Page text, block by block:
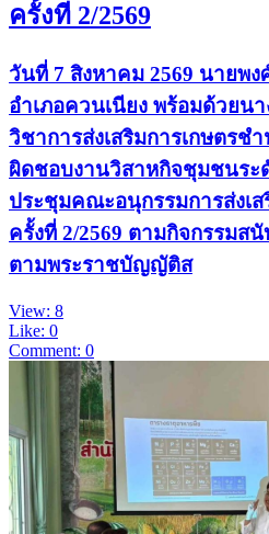
ครั้งที่ 2/2569
วันที่ 7 สิงหาคม 2569 นายพ
อำเภอควนเนียง พร้อมด้วยน
วิชาการส่งเสริมการเกษตรช
ผิดชอบงานวิสาหกิจชุมชนระ
ประชุมคณะอนุกรรมการส่งเ
ครั้งที่ 2/2569 ตามกิจกรรมส
ตามพระราชบัญญัติส
View: 8
Like: 0
Comment: 0